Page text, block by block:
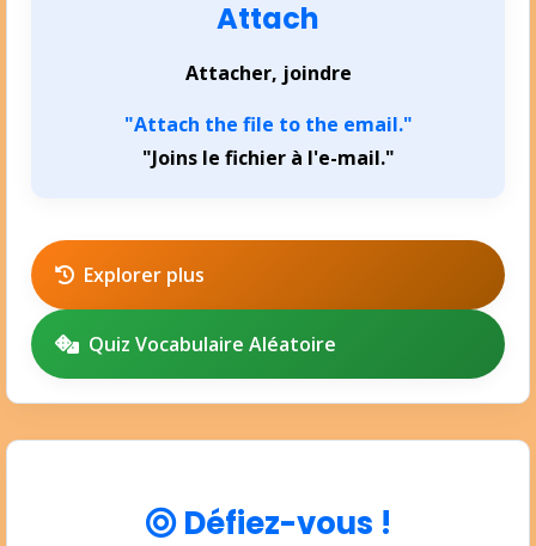
Attach
Attacher, joindre
"Attach the file to the email."
"Joins le fichier à l'e-mail."
Explorer plus
Quiz Vocabulaire Aléatoire
Défiez-vous !